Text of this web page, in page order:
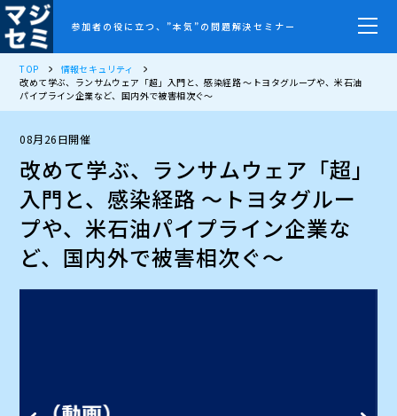
参加者の役に立つ、”本気”の問題解決セミナー
TOP
情報セキュリティ
改めて学ぶ、ランサムウェア「超」入門と、感染経路 ～トヨタグループや、米石油
パイプライン企業など、国内外で被害相次ぐ～
08月26日開催
改めて学ぶ、ランサムウェア「超」
入門と、感染経路 ～トヨタグルー
プや、米石油パイプライン企業な
ど、国内外で被害相次ぐ～